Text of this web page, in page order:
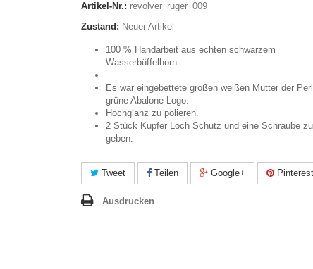
Artikel-Nr.: revolver_ruger_009
Zustand: Neuer Artikel
100 % Handarbeit aus echten schwarzem
Wasserbüffelhorn.
Es war eingebettete großen weißen Mutter der
grüne Abalone-Logo.
Hochglanz zu polieren.
2 Stück Kupfer Loch Schutz und eine Schraube zu
geben.
Tweet Teilen Google+ Pinterest
Ausdrucken